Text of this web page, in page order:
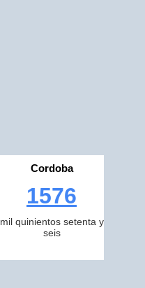
Cordoba
1576
mil quinientos setenta y
seis